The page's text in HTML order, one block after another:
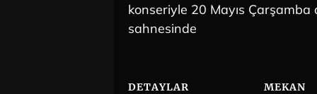
konseriyle 20 Mayıs Çarşamba
sahnesinde
DETAYLAR MEKAN